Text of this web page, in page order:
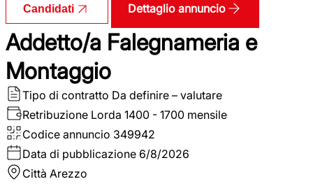
Candidati Dettaglio annuncio
Addetto/a Falegnameria e
Montaggio
Tipo di contratto Da definire – valutare
Retribuzione Lorda 1400 - 1700 mensile
Codice annuncio 349942
Data di pubblicazione 6/8/2026
Città Arezzo